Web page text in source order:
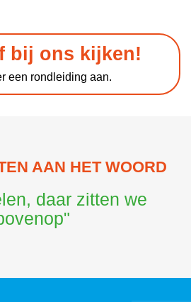
bij ons kijken!
een rondleiding aan.
AAN HET WOORD
daar zitten we